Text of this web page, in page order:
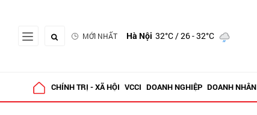
MỚI NHẤT Hà Nội 32°C/ 26 - 32°C
CHÍNH TRỊ - XÃ HỘI VCCI DOANH NGHIỆP DOANH NHÂN